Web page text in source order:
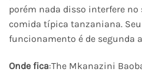
porém nada disso interfere no
comida típica tanzaniana.
funcionamento é de segunda
Onde fica:The Mkanazini